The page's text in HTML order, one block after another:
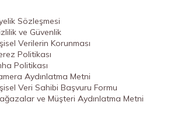
Sözleşmesi
ve Güvenlik
Verilerin Korunması
Politikası
Politikası
Aydınlatma Metni
Veri Sahibi Başvuru Formu
ve Müşteri Aydınlatma Metni